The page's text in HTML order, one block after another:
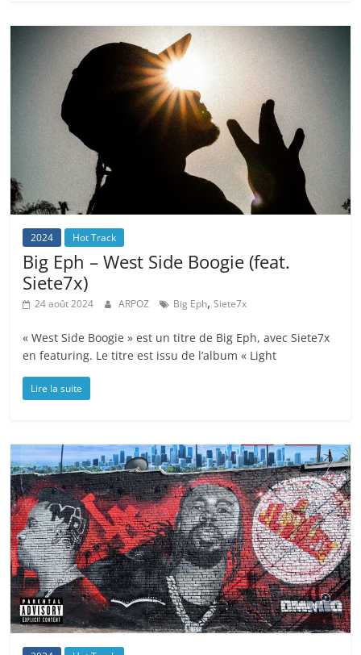
2024 Hot Track
Big Eph – West Side Boogie (feat.
Siete7x)
24 août 2024 ARPOZ Big Eph,Siete7x
« West Side Boogie » est un titre de Big Eph, avec Siete7x
en featuring. Le titre est issu de l’album « Light
Lire la suite